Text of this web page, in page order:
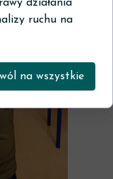
działania
ruchu na
na wszystkie